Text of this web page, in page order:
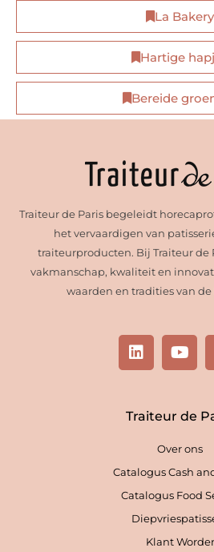
La Bakery
Hartige
Bereide
Traiteur de Paris begeleidt
het vervaardigen van
traiteurproducten. Bij Traiteur de
vakmanschap, kwaliteit en
waarden en tradities van de
L
i
n
d
Y
o
u
u
b
Traiteur de
Over ons
Catalogus Cash
Catalogus Food
Klant